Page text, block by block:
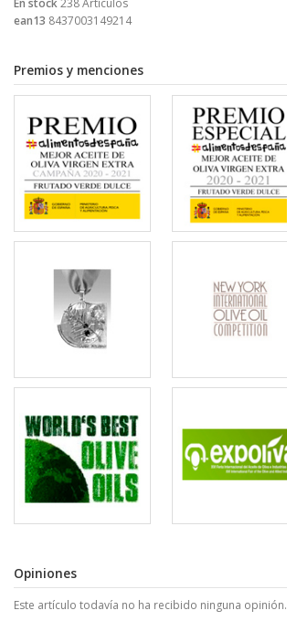
En stock238 Artículos
ean13 8437003149214
Premios y menciones
Opiniones
Este artículo todavía no ha recibido ninguna opinión.